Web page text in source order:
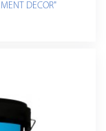
DECOR"